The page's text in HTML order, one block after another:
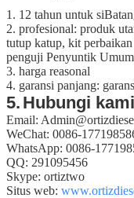
1. 12 tahun untuk
2. profesional: produk
tutup katup, kit
penguji Penyuntik
3. harga reasonal
4. garansi panjang:
5. Hubungi kami
Email:
WeChat: 0086-
WhatsApp: 0086-
QQ: 291095456
Skype: ortiztwo
Situs web: